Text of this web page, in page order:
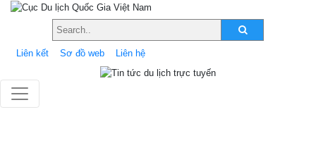
Liên kết Sơ đồ web Liên hệ